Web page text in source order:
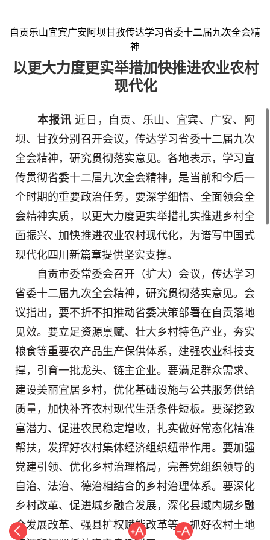
自贡乐山宜宾广安阿坝甘孜传达学习省委十二届九次全会精
神
以更大力度更实举措加快推进农业农村
现代化
本报讯 近日，自贡、乐山、宜宾、广安、阿
坝、甘孜分别召开会议，传达学习省委十二届九次
全会精神，研究贯彻落实意见。各地表示，学习宣
传贯彻省委十二届九次全会精神，是当前和今后一
个时期的重要政治任务，要深学细悟、全面领会全
会精神实质，以更大力度更实举措扎实推进乡村全
面振兴、加快推进农业农村现代化，为谱写中国式
现代化四川新篇章提供坚实支撑。
自贡市委常委会召开（扩大）会议，传达学习
省委十二届九次全会精神，研究贯彻落实意见。会
议指出，要不折不扣推动省委决策部署在自贡落地
见效。要立足资源禀赋、壮大乡村特色产业，夯实
粮食等重要农产品生产保供体系，建强农业科技支
撑，引育一批龙头、链主企业。要满足群众需求、
建设美丽宜居乡村，优化基础设施与公共服务供给
质量，加快补齐农村现代生活条件短板。要深挖致
富潜力、促进农民稳定增收，扎实做好常态化精准
帮扶，发挥好农村集体经济组织纽带作用。要加强
党建引领、优化乡村治理格局，完善党组织领导的
自治、法治、德治相结合的乡村治理体系。要深化
乡村改革、促进城乡融合发展，深化县域内城乡融
合发展改革、强县扩权赋能改革等，抓好农村土地